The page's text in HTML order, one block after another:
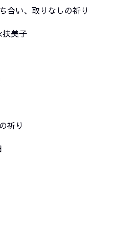
合い、取りなしの祈り
扶美子
祈り